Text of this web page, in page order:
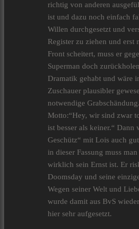
richtig von anderen
ist und dazu noch einfach
Willen durchgesetzt und
Register zu ziehen und erst
Front scheitert, muss er
Superman doch
Dramatik gehabt und wäre
Zuschauer plausibler
notwendige
Motto:“Hey, wir sind zwar
ist besser als keiner.“ Dann
Geschütz“ mit Lois auch
in dieser Fassung muss
wirklich sein Ernst ist. Er
Doomsday und seine
Wegen seiner Welt und
wurde damit aus BvS
hier sehr aufgesetzt.